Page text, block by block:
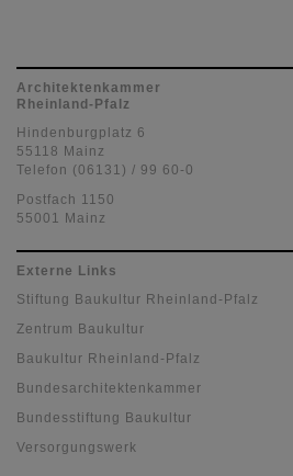
Architektenkammer
Rheinland-Pfalz
Hindenburgplatz 6
55118 Mainz
Telefon (06131) / 99 60-0
Postfach 1150
55001 Mainz
Externe Links
Stiftung Baukultur Rheinland-Pfalz
Zentrum Baukultur
Baukultur Rheinland-Pfalz
Bundesarchitektenkammer
Bundesstiftung Baukultur
Versorgungswerk